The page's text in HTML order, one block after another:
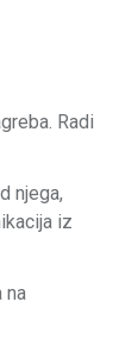
Radi
njega,
iz
na